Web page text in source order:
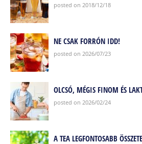
posted on 2018/12/18
NE CSAK FORRÓN IDD!
posted on 2026/07/23
OLCSÓ, MÉGIS FINOM ÉS
posted on 2026/02/24
A TEA LEGFONTOSABB